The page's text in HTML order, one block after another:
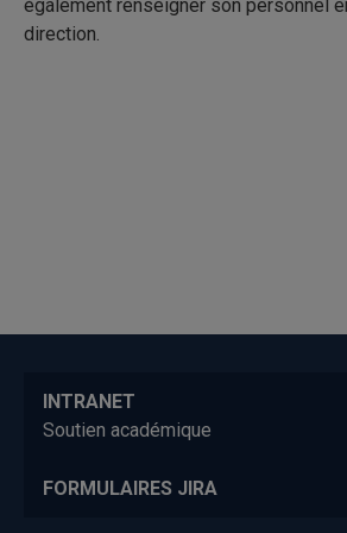
INTRANET
Soutien académique
FORMULAIRES JIRA
également renseigner son personnel
direction.